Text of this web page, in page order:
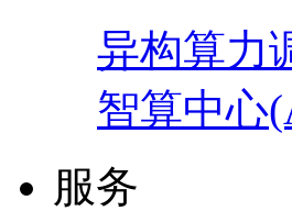
异构算力
智算中心
服务